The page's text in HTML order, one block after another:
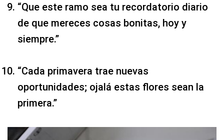
“Que este ramo sea tu recordatorio diario
de que mereces cosas bonitas, hoy y
siempre.”
“Cada primavera trae nuevas
oportunidades; ojalá estas flores sean la
primera.”